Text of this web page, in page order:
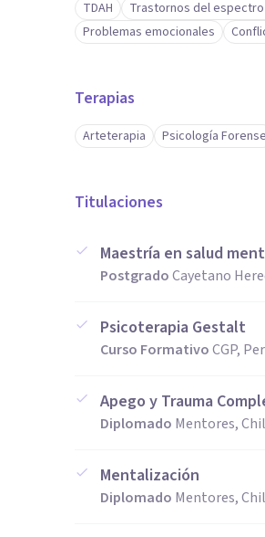
TDAH Trastornos del
Problemas emocionales
Terapias
Arteterapia Psicología Forense
Titulaciones
Maestría en salud
PostgradoCayetano
Psicoterapia Gestalt
Curso FormativoCGP,
Apego y Trauma
Diplomado Mentores,
Mentalización
Diplomado Mentores,